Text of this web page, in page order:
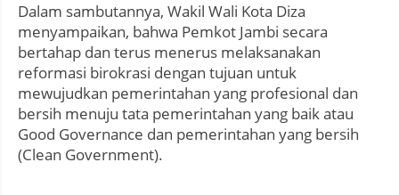
Dalam sambutannya, Wakil Wali Kota Diza
menyampaikan, bahwa Pemkot Jambi secara
bertahap dan terus menerus melaksanakan
reformasi birokrasi dengan tujuan untuk
mewujudkan pemerintahan yang profesional dan
bersih menuju tata pemerintahan yang baik atau
Good Governance dan pemerintahan yang bersih
(Clean Government).